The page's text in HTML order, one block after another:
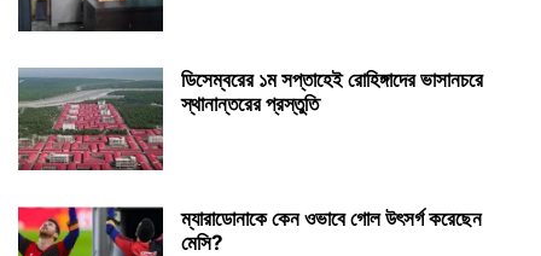
ডিসেম্বরের ১ম সপ্তাহেই রোহিঙ্গাদের ভাসানচরে
স্থানান্তরের প্রস্তুতি
ম্যারাডোনাকে কেন ওভাবে গোল উৎসর্গ করেছেন
মেসি?